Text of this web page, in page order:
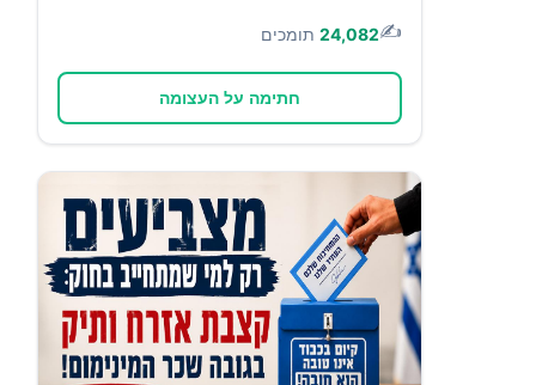
✍️
24,082 תומכים
חתימה על העצומה